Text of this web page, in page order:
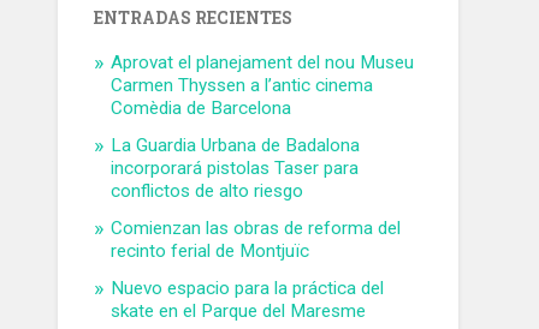
ENTRADAS RECIENTES
Aprovat el planejament del nou Museu
Carmen Thyssen a l’antic cinema
Comèdia de Barcelona
La Guardia Urbana de Badalona
incorporará pistolas Taser para
conflictos de alto riesgo
Comienzan las obras de reforma del
recinto ferial de Montjuïc
Nuevo espacio para la práctica del
skate en el Parque del Maresme